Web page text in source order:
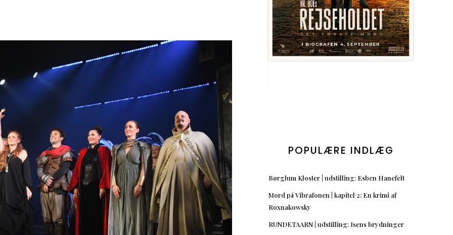
POPULÆRE INDLÆG
Børglum Kloster | udstilling: Esben Hanefelt
Mord på Vibrafonen | kapitel 2: En krimi af
Roxnakowsky
RUNDETAARN | udstilling: Isens brydninger